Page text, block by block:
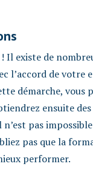
! Il existe de
l’accord de votre
démarche,
ensuite des
pas
pas que la
performer.